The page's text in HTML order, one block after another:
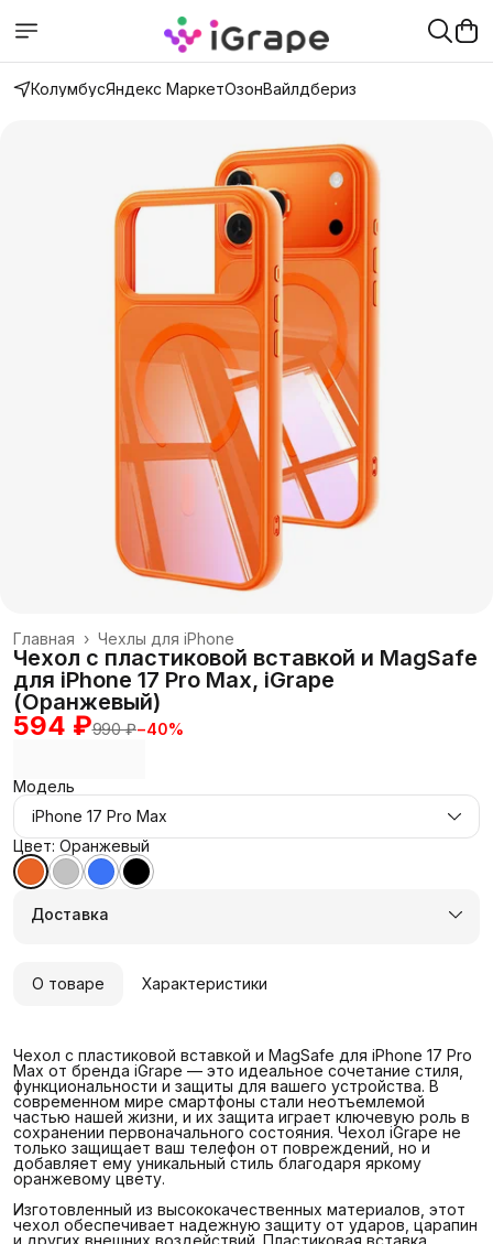
КолумбусЯндекс МаркетОзонВайлдбериз
Чехлы для iPhone
Главная ›
Чехол с пластиковой вставкой и MagSafe
для iPhone 17 Pro Max, iGrape
(Оранжевый)
594 ₽990 ₽−40%
Модель
iPhone 17 Pro Max
Цвет: Оранжевый
Доставка
О товаре Характеристики
Чехол с пластиковой вставкой и MagSafe для iPhone 17 Pro
Max от бренда iGrape — это идеальное сочетание стиля,
функциональности и защиты для вашего устройства. В
современном мире смартфоны стали неотъемлемой
частью нашей жизни, и их защита играет ключевую роль в
сохранении первоначального состояния. Чехол iGrape не
только защищает ваш телефон от повреждений, но и
добавляет ему уникальный стиль благодаря яркому
оранжевому цвету.
Изготовленный из высококачественных материалов, этот
чехол обеспечивает надежную защиту от ударов, царапин
и других внешних воздействий. Пластиковая вставка